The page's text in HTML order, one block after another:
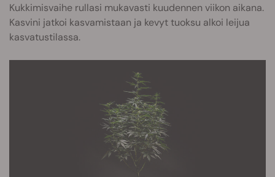
Kukkimisvaihe rullasi mukavasti kuudennen viikon aikana.
Kasvini jatkoi kasvamistaan ja kevyt tuoksu alkoi leijua
kasvatustilassa.